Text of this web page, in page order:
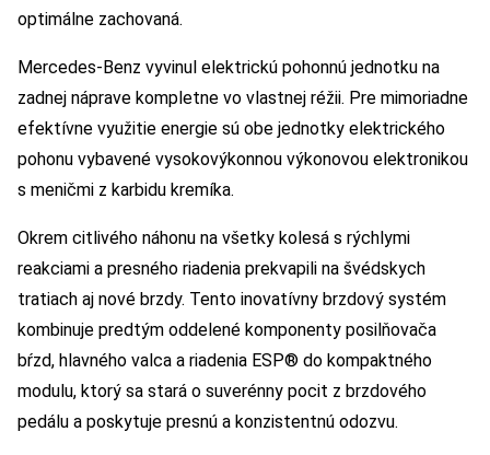
optimálne zachovaná.
Mercedes-Benz vyvinul elektrickú pohonnú jednotku na
zadnej náprave kompletne vo vlastnej réžii. Pre mimoriadne
efektívne využitie energie sú obe jednotky elektrického
pohonu vybavené vysokovýkonnou výkonovou elektronikou
s meničmi z karbidu kremíka.
Okrem citlivého náhonu na všetky kolesá s rýchlymi
reakciami a presného riadenia prekvapili na švédskych
tratiach aj nové brzdy. Tento inovatívny brzdový systém
kombinuje predtým oddelené komponenty posilňovača
bŕzd, hlavného valca a riadenia ESP® do kompaktného
modulu, ktorý sa stará o suverénny pocit z brzdového
pedálu a poskytuje presnú a konzistentnú odozvu.